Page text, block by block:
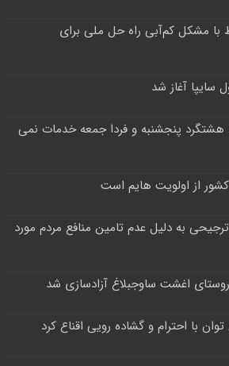
با مشکل کم‌آبی راه حل ملی برای
پنجشنبه و فردا جمعه خدمات نمی
از اولویت هایم است
به دلیل عدم تامین منافع مردم مورد
توان با احترام و گشاده رویی اقناع کرد